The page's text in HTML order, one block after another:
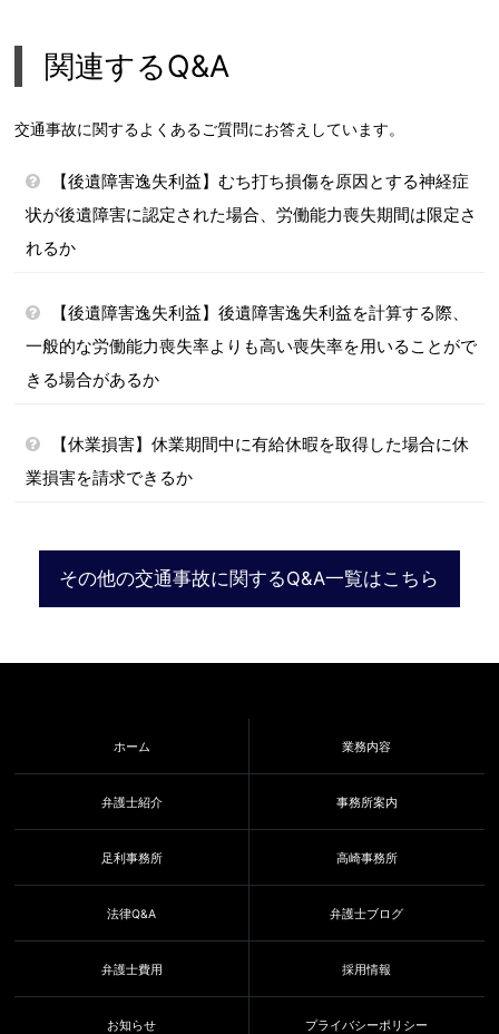
関連するQ&A
交通事故に関するよくあるご質問にお答えしています。
【後遺障害逸失利益】むち打ち損傷を原因とする神経症
状が後遺障害に認定された場合、労働能力喪失期間は限定さ
れるか
【後遺障害逸失利益】後遺障害逸失利益を計算する際、
一般的な労働能力喪失率よりも高い喪失率を用いることがで
きる場合があるか
【休業損害】休業期間中に有給休暇を取得した場合に休
業損害を請求できるか
その他の交通事故に関するQ&A一覧はこちら
ホーム 業務内容
弁護士紹介 事務所案内
足利事務所 高崎事務所
法律Q&A 弁護士ブログ
弁護士費用 採用情報
お知らせ プライバシーポリシー